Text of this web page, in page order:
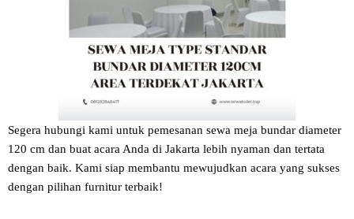
Segera hubungi kami untuk pemesanan sewa meja bundar diameter
120 cm dan buat acara Anda di Jakarta lebih nyaman dan tertata
dengan baik. Kami siap membantu mewujudkan acara yang sukses
dengan pilihan furnitur terbaik!